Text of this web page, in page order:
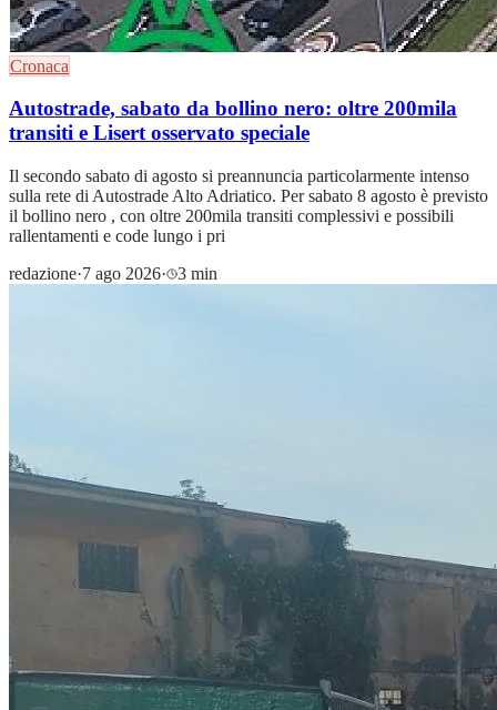
Cronaca
Autostrade, sabato da bollino nero: oltre 200mila
transiti e Lisert osservato speciale
Il secondo sabato di agosto si preannuncia particolarmente intenso
sulla rete di Autostrade Alto Adriatico. Per sabato 8 agosto è previsto
il bollino nero , con oltre 200mila transiti complessivi e possibili
rallentamenti e code lungo i pri
redazione·7 ago 2026· 3 min